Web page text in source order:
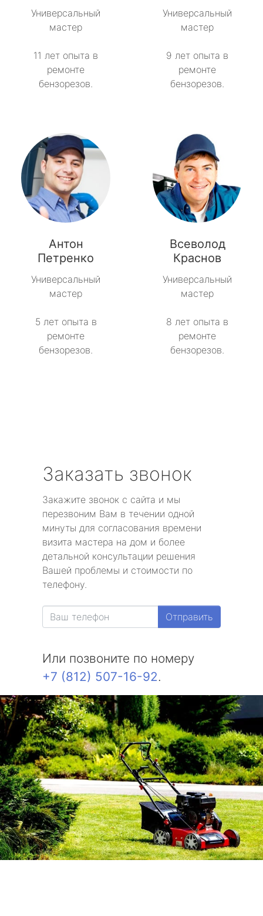
Универсальный
мастер
11 лет опыта в
ремонте
бензорезов.
Универсальный
мастер
9 лет опыта в
ремонте
бензорезов.
Антон
Петренко
Универсальный
мастер
5 лет опыта в
ремонте
бензорезов.
Всеволод
Краснов
Универсальный
мастер
8 лет опыта в
ремонте
бензорезов.
Заказать звонок
Закажите звонок с сайта и мы
перезвоним Вам в течении одной
минуты для согласования времени
визита мастера на дом и более
детальной консультации решения
Вашей проблемы и стоимости по
телефону.
Отправить
Или позвоните по номеру
+7 (812) 507-16-92.